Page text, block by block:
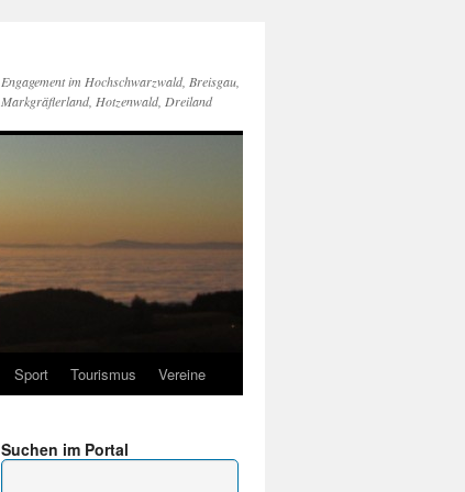
Engagement im Hochschwarzwald, Breisgau,
Markgräflerland, Hotzenwald, Dreiland
Sport Tourismus Vereine
Suchen im Portal